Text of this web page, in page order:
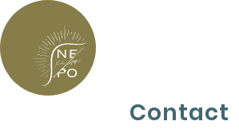
Contact